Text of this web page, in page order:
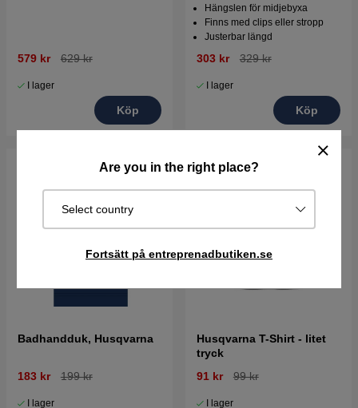
Are you in the right place?
Select country
Fortsätt på entreprenadbutiken.se
579 kr 629 kr
I lager
Köp
Hängslen för midjebyxa
Finns med clips eller stropp
Justerbar längd
303 kr 329 kr
I lager
Köp
Badhandduk, Husqvarna
183 kr 199 kr
I lager
Husqvarna T-Shirt - litet
tryck
91 kr
99 kr
I lager